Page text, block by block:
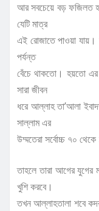
আর সবচেয়ে বড় ফজিলত
যেটি মাত্র
এই রোজাতে পাওয়া যায়।
পর্যন্ত
বেঁচে থাকতো। হয়তো এর
সারা জীবন
ধরে আল্লাহ তা’আলা
সাল্লাম এর
উম্মতেরা সর্বোচ্চ ৭০
তাহলে তারা আগের যুগের
খুশি করবে।
তখন আল্লাহতালা শবে